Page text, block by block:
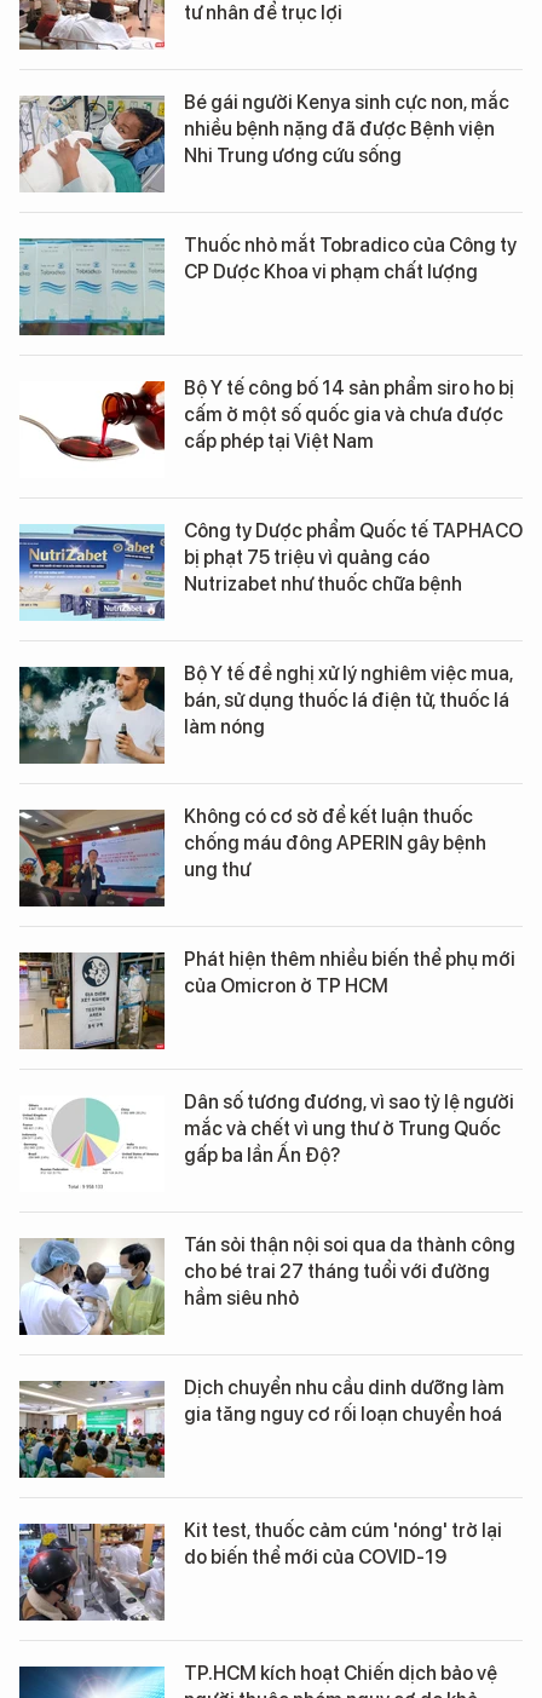
tư nhân để trục lợi
Bé gái người Kenya sinh cực non, mắc
nhiều bệnh nặng đã được Bệnh viện
Nhi Trung ương cứu sống
Thuốc nhỏ mắt Tobradico của Công ty
CP Dược Khoa vi phạm chất lượng
Bộ Y tế công bố 14 sản phẩm siro ho bị
cấm ở một số quốc gia và chưa được
cấp phép tại Việt Nam
Công ty Dược phẩm Quốc tế TAPHACO
bị phạt 75 triệu vì quảng cáo
Nutrizabet như thuốc chữa bệnh
Bộ Y tế đề nghị xử lý nghiêm việc mua,
bán, sử dụng thuốc lá điện tử, thuốc lá
làm nóng
Không có cơ sở để kết luận thuốc
chống máu đông APERIN gây bệnh
ung thư
Phát hiện thêm nhiều biến thể phụ mới
của Omicron ở TP HCM
Dân số tương đương, vì sao tỷ lệ người
mắc và chết vì ung thư ở Trung Quốc
gấp ba lần Ấn Độ?
Tán sỏi thận nội soi qua da thành công
cho bé trai 27 tháng tuổi với đường
hầm siêu nhỏ
Dịch chuyển nhu cầu dinh dưỡng làm
gia tăng nguy cơ rối loạn chuyển hoá
Kit test, thuốc cảm cúm 'nóng' trở lại
do biến thể mới của COVID-19
TP.HCM kích hoạt Chiến dịch bảo vệ